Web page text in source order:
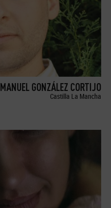
MANUEL GONZÁLEZ CORTIJO
Castilla La Mancha